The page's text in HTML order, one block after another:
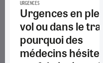
URGENCES
Urgences en
vol ou dans le
pourquoi des
médecins